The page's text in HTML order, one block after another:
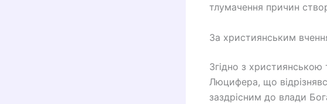
тлумачення причин
За християнським
Згідно з
Люцифера, що
заздрісним до влади